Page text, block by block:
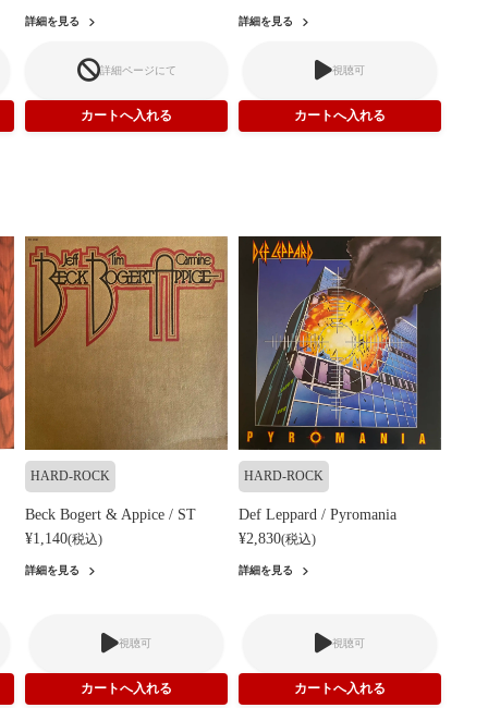
詳細を見る
詳細ページにて
詳細を見る
視聴可
HARD-ROCK
Beck Bogert & Appice / ST
¥1,140(税込)
詳細を見る
視聴可
HARD-ROCK
Def Leppard / Pyromania
¥2,830(税込)
詳細を見る
視聴可